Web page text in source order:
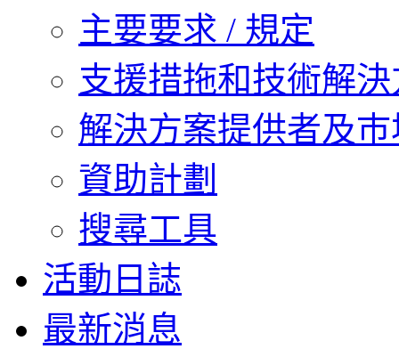
主要要求 / 規定
支援措拖和技術解
解決方案提供者及
資助計劃
搜尋工具
活動日誌
最新消息